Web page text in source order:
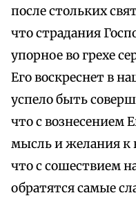
после стольких
что страдания
упорное во грехе
Его воскреснет в
успело быть
что с вознесением
мысль и желания к
что с сошествием
обратятся самые